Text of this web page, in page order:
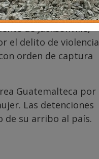
de Jacksonville,
el delito de violencia
orden de captura
Guatemalteca por
Las detenciones
de su arribo al país.